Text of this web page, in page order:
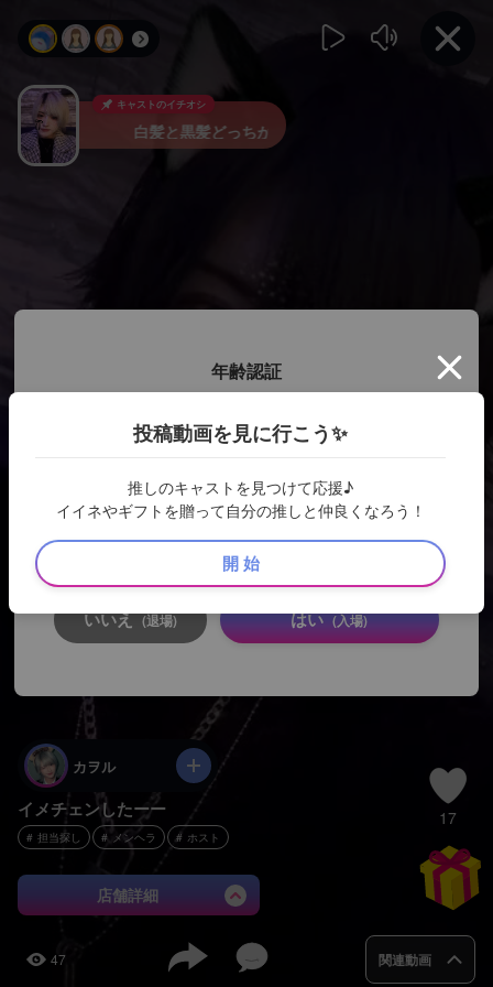
キャストのイチオシ
白髪と黒髪どっちが好き？
カヲル
イメチェンしたーー
担当探し メンヘラ ホスト
店舗詳細
17
47 関連動画
年齢認証
ここから先は、キャストのSNSサイトとなります。 18歳未満の方
のアクセスは固くお断りします。
いいえ (退場) はい (入場)
投稿動画を見に行こう✨
推しのキャストを見つけて応援♪
イイネやギフトを贈って自分の推しと仲良くなろう！
開 始